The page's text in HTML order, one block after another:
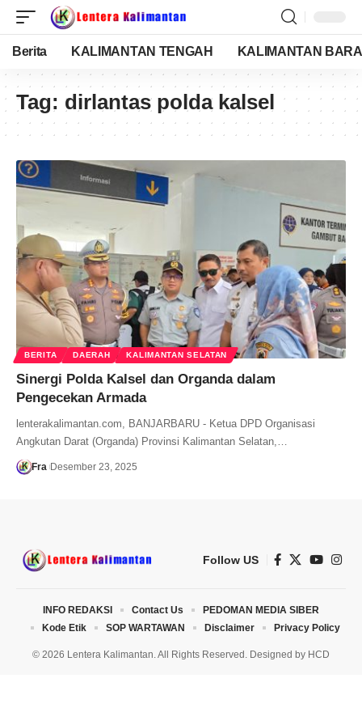
Berita KALIMANTAN TENGAH KALIMANTAN
Tag: dirlantas polda kalsel
BERITA DAERAH KALIMANTAN SELATAN
Sinergi Polda Kalsel dan Organda dalam
Pengecekan Armada
lenterakalimantan.com, BANJARBARU - Ketua DPD Organisasi
Angkutan Darat (Organda) Provinsi Kalimantan Selatan,…
Fra Desember 23, 2025
Follow US
© 2026 Lentera Kalimantan. All Rights Reserved. Designed by HCD
INFO REDAKSI Contact Us
PEDOMAN MEDIA SIBER
Kode Etik
SOP WARTAWAN Disclaimer Privacy Policy